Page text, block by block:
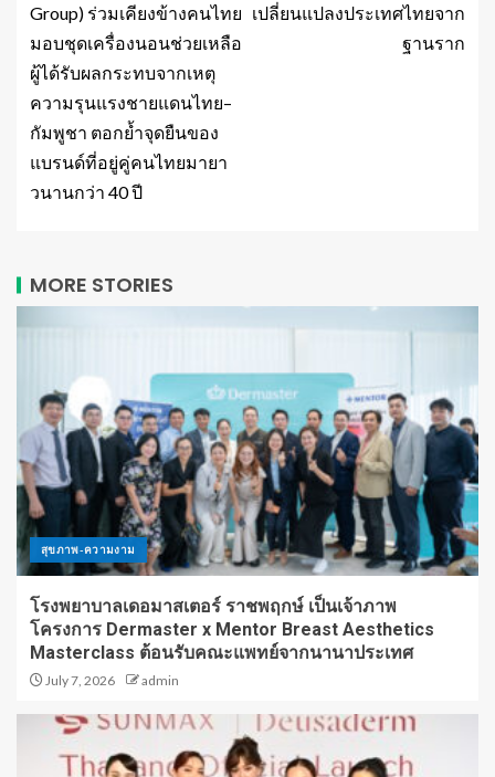
Group) ร่วมเคียงข้างคนไทย
มอบชุดเครื่องนอนช่วยเหลือ
ผู้ได้รับผลกระทบจากเหตุ
ความรุนแรงชายแดนไทย–
กัมพูชา ตอกย้ำจุดยืนของ
แบรนด์ที่อยู่คู่คนไทยมายา
วนานกว่า 40 ปี
เปลี่ยนแปลงประเทศไทยจาก
ฐานราก
MORE STORIES
สุขภาพ-ความงาม
โรงพยาบาลเดอมาสเตอร์ ราชพฤกษ์ เป็นเจ้าภาพ
โครงการ Dermaster x Mentor Breast Aesthetics
Masterclass ต้อนรับคณะแพทย์จากนานาประเทศ
July 7, 2026 admin